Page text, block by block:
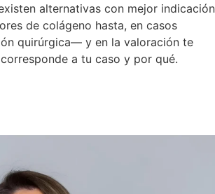
alternativas con mejor indicación
de colágeno hasta, en casos
quirúrgica— y en la valoración te
a tu caso y por qué.